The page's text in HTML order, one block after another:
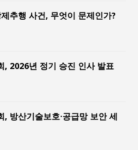
추행 사건, 무엇이 문제인가?
, 2026년 정기 승진 인사 발표
, 방산기술보호·공급망 보안 세